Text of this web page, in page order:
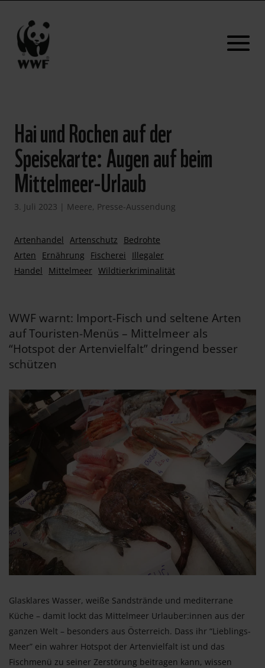
Hai und Rochen auf der
Speisekarte: Augen auf beim
Mittelmeer-Urlaub
3. Juli 2023 | Meere, Presse-Aussendung
Artenhandel Artenschutz
Bedrohte
Arten
Ernährung Fischerei
Illegaler
Handel
Mittelmeer Wildtierkriminalität
WWF warnt: Import-Fisch und seltene Arten
auf Touristen-Menüs – Mittelmeer als
“Hotspot der Artenvielfalt” dringend besser
schützen
Glasklares Wasser, weiße Sandstrände und mediterrane
Küche – damit lockt das Mittelmeer Urlauber:innen aus der
ganzen Welt – besonders aus Österreich. Dass ihr “Lieblings-
Meer” ein wahrer Hotspot der Artenvielfalt ist und das
Fischmenü zu seiner Zerstörung beitragen kann, wissen